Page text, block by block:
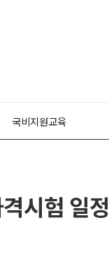
국비지원교육
시험 일정